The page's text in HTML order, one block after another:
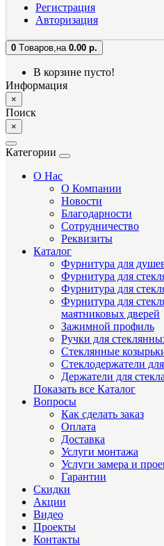
Регистрация
Авторизация
0 Tоваров, на 0.00 р.
В корзине пусто!
Информация
×
Поиск
×
Категории
О Нас
О Компании
Новости
Благодарности
Сотрудничество
Реквизиты
Каталог
Фурнитура для
Фурнитура для
Фурнитура для
Фурнитура для
маятниковых дверей
Зажимной профиль
Ручки для
Стеклянные
Стеклодержатели
Держатели для
Показать все Каталог
Вопросы
Как сделать заказ
Оплата
Доставка
Услуги монтажа
Услуги замера и
Гарантии
Скидки
Акции
Видео
Проекты
Контакты